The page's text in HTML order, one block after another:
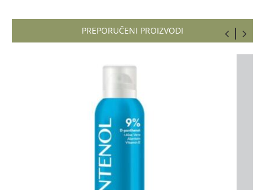
PREPORUČENI PROIZVODI